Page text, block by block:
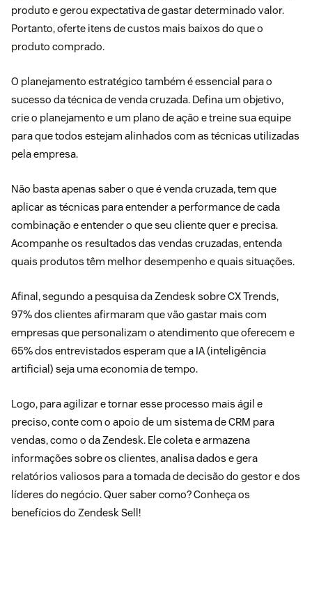
produto e gerou expectativa de gastar determinado valor.
Portanto, oferte itens de custos mais baixos do que o
produto comprado.
O planejamento estratégico também é essencial para o
sucesso da técnica de venda cruzada. Defina um objetivo,
crie o planejamento e um plano de ação e treine sua equipe
para que todos estejam alinhados com as técnicas utilizadas
pela empresa.
Não basta apenas saber o que é venda cruzada, tem que
aplicar as técnicas para entender a performance de cada
combinação e entender o que seu cliente quer e precisa.
Acompanhe os resultados das vendas cruzadas, entenda
quais produtos têm melhor desempenho e quais situações.
Afinal, segundo a pesquisa da Zendesk sobre CX Trends,
97% dos clientes afirmaram que vão gastar mais com
empresas que personalizam o atendimento que oferecem e
65% dos entrevistados esperam que a IA (inteligência
artificial) seja uma economia de tempo.
Logo, para agilizar e tornar esse processo mais ágil e
preciso, conte com o apoio de um sistema de CRM para
vendas, como o da Zendesk. Ele coleta e armazena
informações sobre os clientes, analisa dados e gera
relatórios valiosos para a tomada de decisão do gestor e dos
líderes do negócio. Quer saber como?Conheça os
benefícios do Zendesk Sell !